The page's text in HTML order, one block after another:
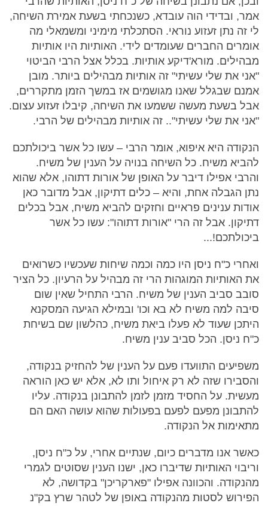
אמר, ובדידי הוה עובדא, כשנכחתי בשעת אמירת השיחה,
לי זה נתן זעזוע נוראי. הסתכלתי מימיני ומשמאלי מה
אומרים החברים שעומדים לידי. האותיות היו אותיות
מבהילים. מורא'דיקע אותיות. בכלל אצל הרבי הביטוי
"אני את שלי עשיתי" זה אותיות מבהילים ביותר. מובן
אמנם שבגלל שאנו מגושמים אז במשך הזמן מתקררים,
אבל בשעת מעשה ששמעו את השיחה, קיבלו זעזוע עצום.
"אני את שלי עשיתי".. זה אותיות מבהילים של הרבי.
הנקודה היא איפוא, אומר הרבי – עשו כל אשר ביכולתכם
להביא משיח. כל השיחה בנויה על הענין של משיח.
והרבי אפילו דיבר על האופן של אורות דתוהו, אלא שהוא
נתן הגבלה אחת, והיא – כלים דתיקון, אבל מדובר כאן
אודות ענינים פראיים וחזקים להביא משיח, אבל בכלים
דתיקון. אבל זה הרי "אורות דתוהו": עשו כל אשר
ביכולתכם!...
ואחרי כ"ח ניסן היו כמה וכמה שיחות שעכשיו כשרואים
את האותיות המוגהות הרי זה מבהיל על הרעיון. כל הציר
סובב סביב הענין של משיח. הרבי התחיל שאין שום
סיבה למה משיח לא בא וכו' ובמילא הגיעה המסקנא
היתכן שעוד לא פעלו ביאת משיח, כהלשון שם בשיחת
כ"ח ניסן. הכל סביב ענין משיח.
משפיעים התוועדו פעם על הענין של להחזיק בנקודה,
והסבירו שזה לא רק איחול ותו לא, אלא יש כאן הוראה
מעשית. על החסיד מזמן לזמן להתבונן בנקודה. עליו
להתבונן מפעם לפעם בפעולות שהוא עושה האם הם
מתאימות אל הנקודה.
כאשר אנו מדברים כיום, שנתיים אחרי, על כ"ח ניסן,
וריבוי האותיות שדיברו כאן, ישנו הענין שסוטים לגמרי
מהנקודה. והכוונה אפילו "פארקריכן" בקדושה, לא
הפירוש לסטות מהנקודה באופן של לטהר שרץ בק"נ